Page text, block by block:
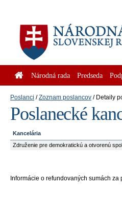
Národná rada Predseda
Poslanci Zoznam poslancov Detaily
Poslanecké
Kancelária
Združenie pre demokratickú a otvorenú
Informácie o refundovaných sumách